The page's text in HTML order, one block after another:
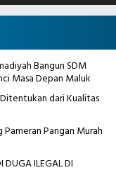
Bangun SDM
Masa Depan Maluk
dari Kualitas
Pangan Murah
ILEGAL DI